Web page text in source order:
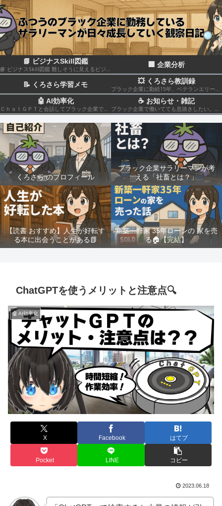
📘 ビジナスSkill図鑑
📘 ビジナスSkill図鑑 難しそうに見えるビジネススキルも、構造化して分解すれば実はカンタン！いろんなスキルの組み合わせだということがわかると思います このカテゴリでは仕事のスキルを“ナスでもわかる”レベルで図解＆やさしく柔らかく解説していきます🍆
🏢 企業分析
📝 くろさら学習メモ 💥 くろさら教訓録
ブラック企業に勤続15年、ベテランエリート社畜サラリーマンの経験を活かした日記です📗
🤖 AI効率化
ＣｈａｔＧＰＴと会話してブラック企業での疲れを癒やしたり、自己成長のための知見を広げる💻
☕ お知らせ・雑記
ブラック企業で働いてても息抜きしたい。。。
くろさら のプロフィール
ブラック企業サラリーマンが考
える「社畜とは？」
【読書 おすすめ】人生が好転す
る本に出会うことがある📗
新築一軒家 35年ローンの 家を売
る🏠️【完結】
ChatGPTを使うメリットと注意点🔍
🤖 AI効率化
X Facebook はてブ
Pocket LINE コピー
2023.06.18